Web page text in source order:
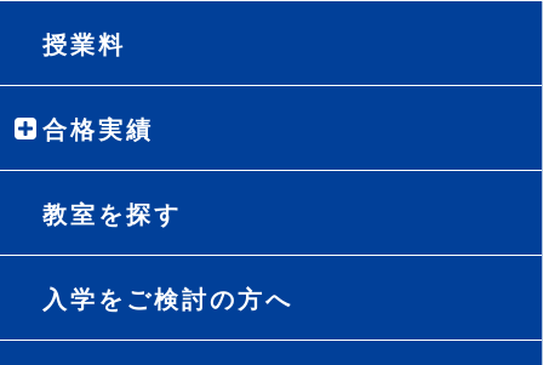
授業料
合格実績
教室を探す
入学をご検討の方へ